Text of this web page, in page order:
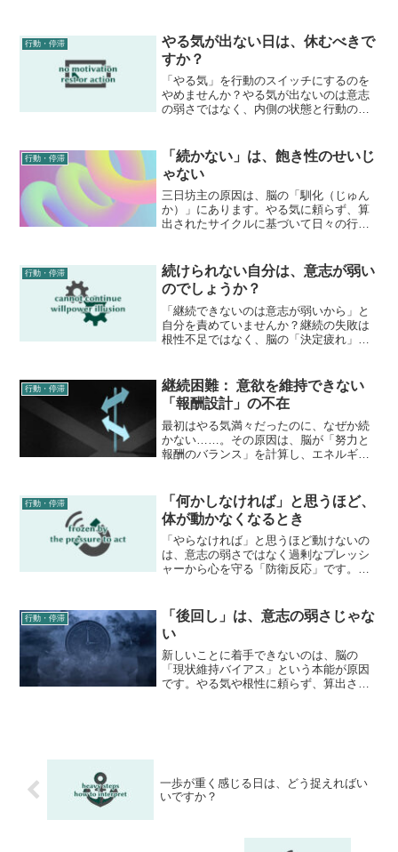
行動・停滞
やる気が出ない日は、休むべきで
すか？
「やる気」を行動のスイッチにするのを
やめませんか？やる気が出ないのは意志
の弱さではなく、内側の状態と行動のズ
し、罪悪感なく自分を整える永峰式メソ
ッドを解説。何もしなかった日を「価値
ある気づきの日」に変える考え方。
行動・停滞
「続かない」は、飽き性のせいじ
ゃない
三日坊主の原因は、脳の「馴化（じゅん
か）」にあります。やる気に頼らず、算
出されたサイクルに基づいて日々の行動
し、飽きを回避して自然と継続できる仕
組みを紹介します。
行動・停滞
続けられない自分は、意志が弱い
のでしょうか？
「継続できないのは意志が弱いから」と
自分を責めていませんか？継続の失敗は
根性不足ではなく、脳の「決定疲れ」と
「行動のトリガー」に設計し直す永峰式
メソッドを解説。無意識に「続いてしま
う」仕組み作りの秘訣を公開します。
行動・停滞
継続困難： 意欲を維持できない
「報酬設計」の不在
最初はやる気満々だったのに、なぜか続
かない……。その原因は、脳が「努力と
報酬のバランス」を計算し、エネルギー
正体と、意志の力に頼らず行動を型にす
る方法を解説。情熱を絶やさず、納得感
を持って積み重ねるためのヒントをお届
けします。
行動・停滞
「何かしなければ」と思うほど、
体が動かなくなるとき
「やらなければ」と思うほど動けないの
は、意志の弱さではなく過剰なプレッシ
ャーから心を守る「防衛反応」です。焦
でタスクを「自分事」へ再定義する永峰
式メソッドを解説。義務感を納得感に書
き換え、自然に体が動き出すための観測
術を提案します。
行動・停滞
「後回し」は、意志の弱さじゃな
い
新しいことに着手できないのは、脳の
「現状維持バイアス」という本能が原因
です。やる気や根性に頼らず、算出され
一歩が重く感じる日は、どう捉えればい
いですか？